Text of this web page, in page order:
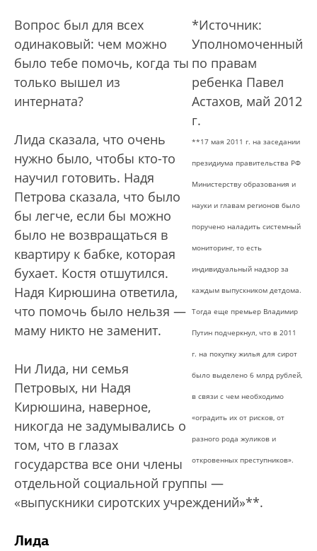
*Источник:
Уполномоченный
по правам
ребенка Павел
Астахов, май 2012
г.
**17 мая 2011 г. на заседании
президиума правительства РФ
Министерству образования и
науки и главам регионов было
поручено наладить системный
мониторинг, то есть
индивидуальный надзор за
каждым выпускником детдома.
Тогда еще премьер Владимир
Путин подчеркнул, что в 2011
г. на покупку жилья для сирот
было выделено 6 млрд рублей,
в связи с чем необходимо
«оградить их от рисков, от
разного рода жуликов и
откровенных преступников».
Вопрос был для всех
одинаковый: чем можно
было тебе помочь, когда ты
только вышел из
интерната?
Лида сказала, что очень
нужно было, чтобы кто-то
научил готовить. Надя
Петрова сказала, что было
бы легче, если бы можно
было не возвращаться в
квартиру к бабке, которая
бухает. Костя отшутился.
Надя Кирюшина ответила,
что помочь было нельзя —
маму никто не заменит.
Ни Лида, ни семья
Петровых, ни Надя
Кирюшина, наверное,
никогда не задумывались о
том, что в глазах
государства все они члены
отдельной социальной группы —
«выпускники сиротских учреждений»**.
Лида